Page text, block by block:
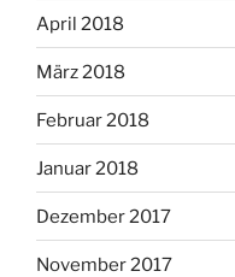
April 2018
März 2018
Februar 2018
Januar 2018
Dezember 2017
November 2017